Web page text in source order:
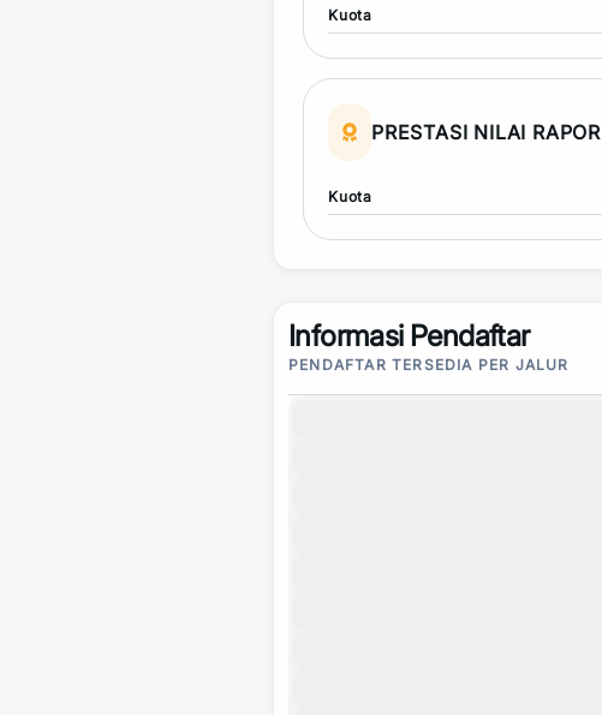
Kuota
PRESTASI NILAI RAPOR
Kuota
Informasi Pendaftar
PENDAFTAR TERSEDIA PER JALUR